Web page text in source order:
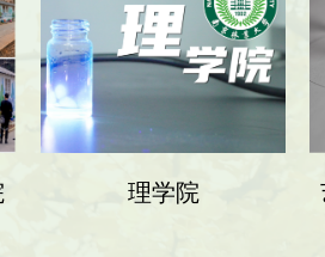
化学工程学院
机械电